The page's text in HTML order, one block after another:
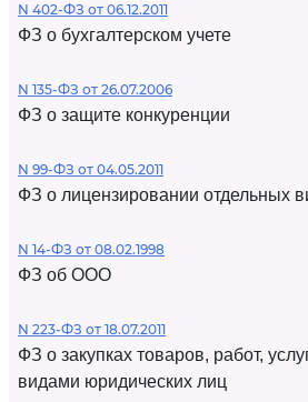
N 402-ФЗ от 06.12.2011
ФЗ о бухгалтерском учете
N 135-ФЗ от 26.07.2006
ФЗ о защите конкуренции
N 99-ФЗ от 04.05.2011
ФЗ о лицензировании отдельных
N 14-ФЗ от 08.02.1998
ФЗ об ООО
N 223-ФЗ от 18.07.2011
ФЗ о закупках товаров, работ,
видами юридических лиц